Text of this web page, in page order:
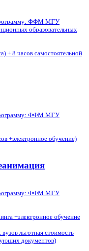
ФФМ МГУ
образовательных
+ 8 часов самостоятельной
ФФМ МГУ
+электронное обучение)
ФФМ МГУ
+электронное обучение
льготная стоимость
документов)